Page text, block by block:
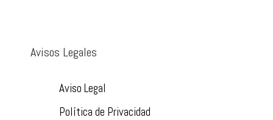
Avisos Legales
Aviso Legal
Política de Privacidad